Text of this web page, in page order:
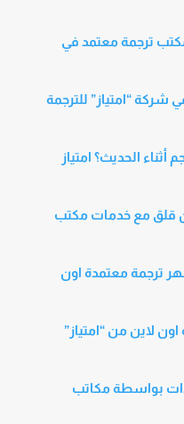
ترجمة معتمد في
“امتياز” للترجمة
الحديث؟ امتياز
قلق مع خدمات مكتب
ترجمة معتمدة اون
لاين من “امتياز”
بواسطة مكاتب